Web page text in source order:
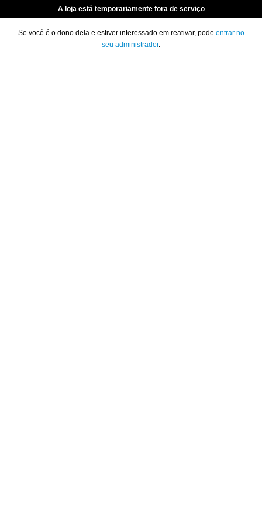
A loja está temporariamente fora de serviço
Se você é o dono dela e estiver interessado em reativar, pode entrar no
seu administrador.